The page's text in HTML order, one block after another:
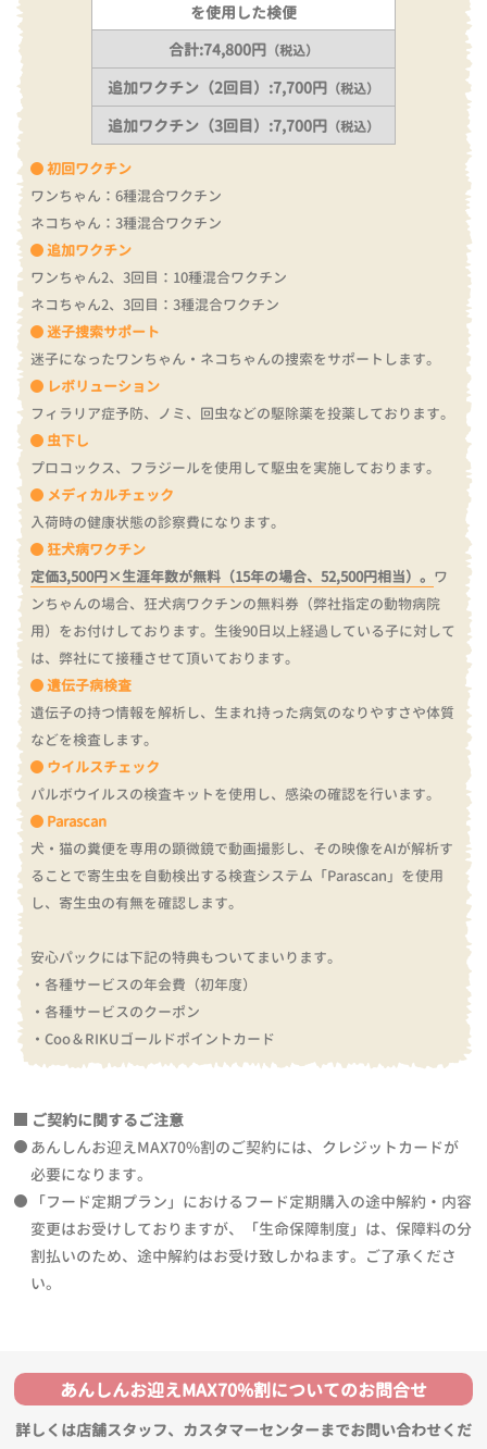
初回ワクチン
ワンちゃん：6種混合ワクチン
ネコちゃん：3種混合ワクチン
追加ワクチン
ワンちゃん2、3回目：10種混合ワクチン
ネコちゃん2、3回目：3種混合ワクチン
迷子捜索サポート
迷子になったワンちゃん・ネコちゃんの捜索をサポートします。
レボリューション
フィラリア症予防、ノミ、回虫などの駆除薬を投薬しております。
虫下し
プロコックス、フラジールを使用して駆虫を実施しております。
メディカルチェック
入荷時の健康状態の診察費になります。
狂犬病ワクチン
定価3,500円×生涯年数が無料（15年の場合、52,500円相当）。 ワ
ンちゃんの場合、狂犬病ワクチンの無料券（弊社指定の動物病院
用）をお付けしております。 生後90日以上経過している子に対して
は、弊社にて接種させて頂いております。
遺伝子病検査
遺伝子の持つ情報を解析し、生まれ持った病気のなりやすさや体質
などを検査します。
ウイルスチェック
パルボウイルスの検査キットを使用し、感染の確認を行います。
Parascan
犬・猫の糞便を専用の顕微鏡で動画撮影し、その映像をAIが解析す
ることで寄生虫を自動検出する検査システム「Parascan」を使用
し、寄生虫の有無を確認します。
安心パックには下記の特典もついてまいります。
・各種サービスの年会費（初年度）
・各種サービスのクーポン
・Coo＆RIKUゴールドポイントカード
を使用した検便
合計:74,800円 （税込）
追加ワクチン（2回目）:7,700円 （税込）
追加ワクチン（3回目）:7,700円 （税込）
ご契約に関するご注意
あんしんお迎えMAX70%割のご契約には、クレジットカードが
必要になります。
「フード定期プラン」におけるフード定期購入の途中解約・内容
変更はお受けしておりますが、「生命保障制度」は、保障料の分
割払いのため、途中解約はお受け致しかねます。ご了承くださ
い。
あんしんお迎えMAX70%割についてのお問合せ
詳しくは店舗スタッフ、カスタマーセンターまでお問い合わせくだ